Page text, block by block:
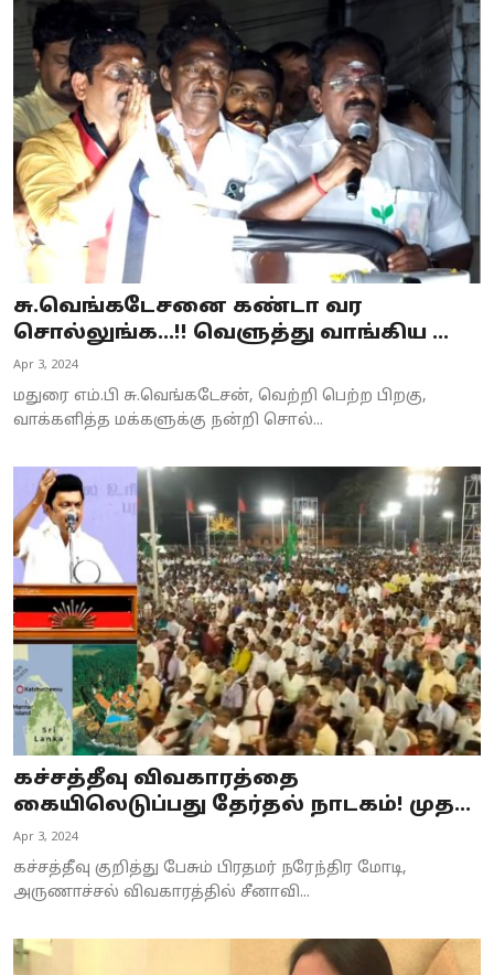
சு.வெங்கடேசனை கண்டா வர
சொல்லுங்க...!! வெளுத்து வாங்கிய ...
Apr 3, 2024
மதுரை எம்.பி சு.வெங்கடேசன், வெற்றி பெற்ற பிறகு,
வாக்களித்த மக்களுக்கு நன்றி சொல்...
கச்சத்தீவு விவகாரத்தை
கையிலெடுப்பது தேர்தல் நாடகம்! முத...
Apr 3, 2024
கச்சத்தீவு குறித்து பேசும் பிரதமர் நரேந்திர மோடி,
அருணாச்சல் விவகாரத்தில் சீனாவி...